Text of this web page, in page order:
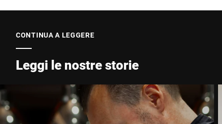
CONTINUA A LEGGERE
Leggi le nostre storie